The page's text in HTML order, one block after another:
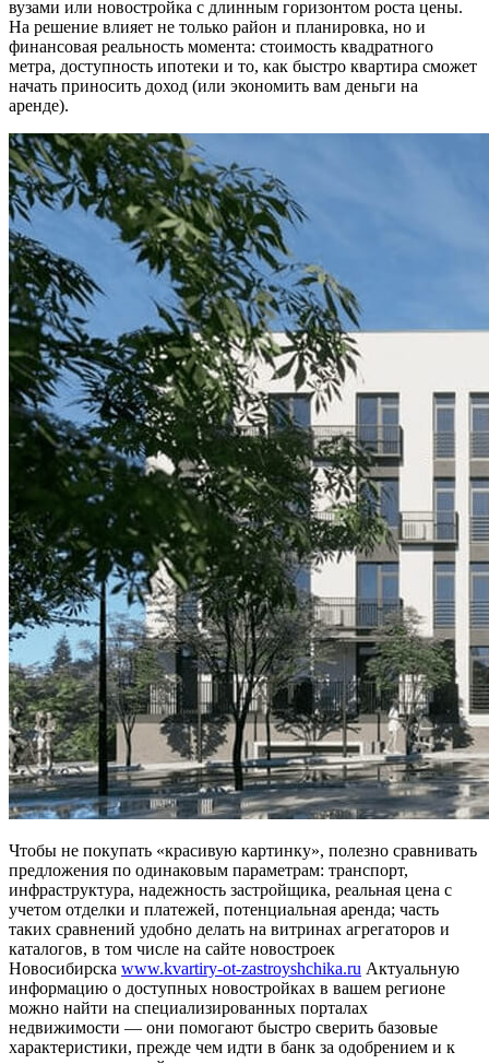
вузами или новостройка с длинным горизонтом роста цены.
На решение влияет не только район и планировка, но и
финансовая реальность момента: стоимость квадратного
метра, доступность ипотеки и то, как быстро квартира сможет
начать приносить доход (или экономить вам деньги на
аренде).
Чтобы не покупать «красивую картинку», полезно сравнивать
предложения по одинаковым параметрам: транспорт,
инфраструктура, надежность застройщика, реальная цена с
учетом отделки и платежей, потенциальная аренда; часть
таких сравнений удобно делать на витринах агрегаторов и
каталогов, в том числе на сайте новостроек
Новосибирска www.kvartiry-ot-zastroyshchika.ru Актуальную
информацию о доступных новостройках в вашем регионе
можно найти на специализированных порталах
недвижимости — они помогают быстро сверить базовые
характеристики, прежде чем идти в банк за одобрением и к